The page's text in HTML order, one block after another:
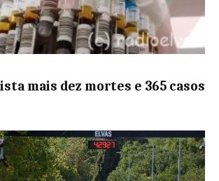
mais dez mortes e 365 casos